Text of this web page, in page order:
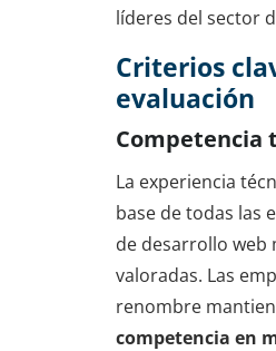
líderes del sector
Criterios
evaluación
Competencia
La experiencia
base de todas las
de desarrollo web
valoradas. Las
renombre
competencia en